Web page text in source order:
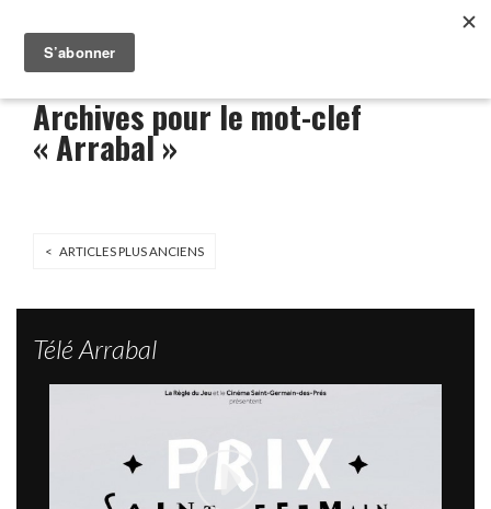
Archives pour le mot-clef
« Arrabal »
< ARTICLES PLUS ANCIENS
Télé Arrabal